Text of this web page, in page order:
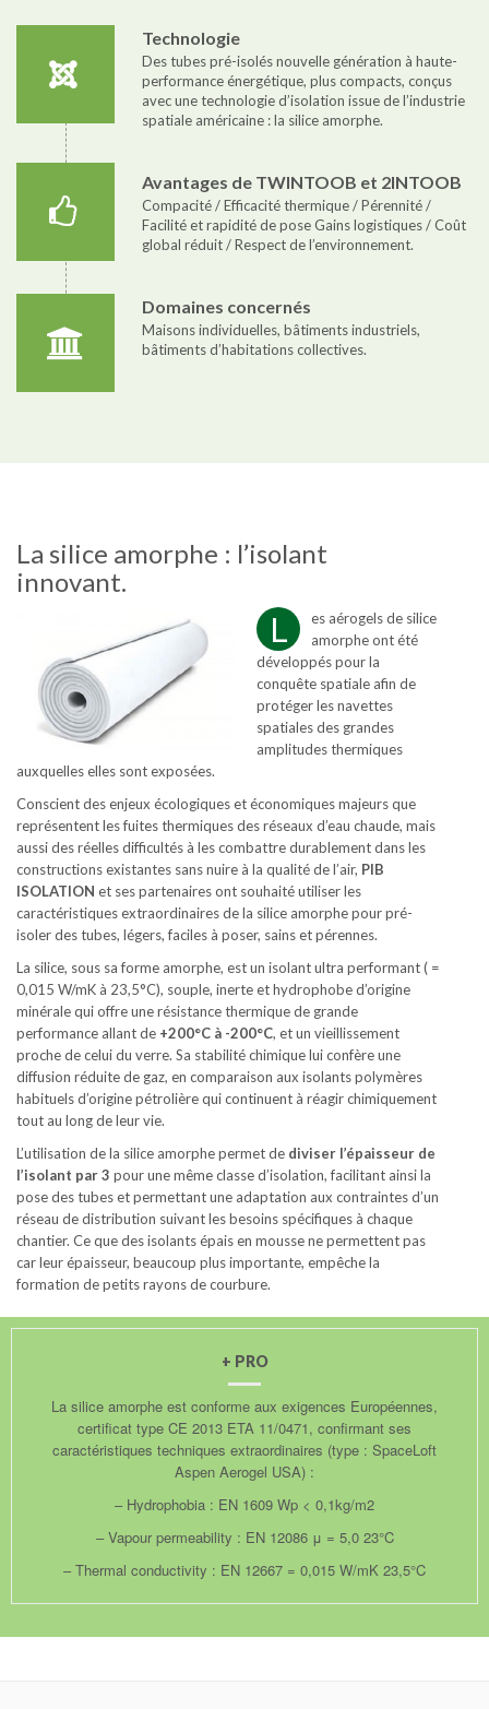
Technologie
Des tubes pré-isolés nouvelle génération à haute-
performance énergétique, plus compacts, conçus
avec une technologie d’isolation issue de l’industrie
spatiale américaine : la silice amorphe.
Avantages de TWINTOOB et 2INTOOB
Compacité / Efficacité thermique / Pérennité /
Facilité et rapidité de pose Gains logistiques / Coût
global réduit / Respect de l’environnement.
Domaines concernés
Maisons individuelles, bâtiments industriels,
bâtiments d’habitations collectives.
La silice amorphe : l’isolant
innovant.
L
es aérogels de silice
amorphe ont été
développés pour la
conquête spatiale afin de
protéger les navettes
spatiales des grandes
amplitudes thermiques
auxquelles elles sont exposées.
Conscient des enjeux écologiques et économiques majeurs que
représentent les fuites thermiques des réseaux d’eau chaude, mais
aussi des réelles difficultés à les combattre durablement dans les
constructions existantes sans nuire à la qualité de l’air, PIB
ISOLATION et ses partenaires ont souhaité utiliser les
caractéristiques extraordinaires de la silice amorphe pour pré-
isoler des tubes, légers, faciles à poser, sains et pérennes.
La silice, sous sa forme amorphe, est un isolant ultra performant ( =
0,015 W/mK à 23,5°C), souple, inerte et hydrophobe d’origine
minérale qui offre une résistance thermique de grande
performance allant de +200°C à -200°C, et un vieillissement
proche de celui du verre. Sa stabilité chimique lui confère une
diffusion réduite de gaz, en comparaison aux isolants polymères
habituels d’origine pétrolière qui continuent à réagir chimiquement
tout au long de leur vie.
L’utilisation de la silice amorphe permet de diviser l’épaisseur de
l’isolant par 3 pour une même classe d’isolation, facilitant ainsi la
pose des tubes et permettant une adaptation aux contraintes d’un
réseau de distribution suivant les besoins spécifiques à chaque
chantier. Ce que des isolants épais en mousse ne permettent pas
car leur épaisseur, beaucoup plus importante, empêche la
formation de petits rayons de courbure.
+ PRO
La silice amorphe est conforme aux exigences Européennes,
certificat type CE 2013 ETA 11/0471, confirmant ses
caractéristiques techniques extraordinaires (type : SpaceLoft
Aspen Aerogel USA) :
– Hydrophobia : EN 1609 Wp < 0,1kg/m2
– Vapour permeability : EN 12086 μ = 5,0 23°C
– Thermal conductivity : EN 12667 = 0,015 W/mK 23,5°C